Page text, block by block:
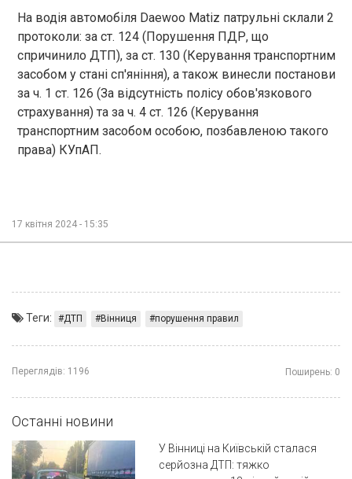
На водія автомобіля Daewoo Matiz патрульні склали 2
протоколи: за ст. 124 (Порушення ПДР, що
спричинило ДТП), за ст. 130 (Керування транспортним
засобом у стані сп'яніння), а також винесли постанови
за ч. 1 ст. 126 (За відсутність полісу обов'язкового
страхування) та за ч. 4 ст. 126 (Керування
транспортним засобом особою, позбавленою такого
права) КУпАП.
17 квітня 2024 - 15:35
Теги: ДТП Вінниця порушення правил
Переглядів: 1196 Поширень: 0
Останні новини
У Вінниці на Київській сталася
серйозна ДТП: тяжко